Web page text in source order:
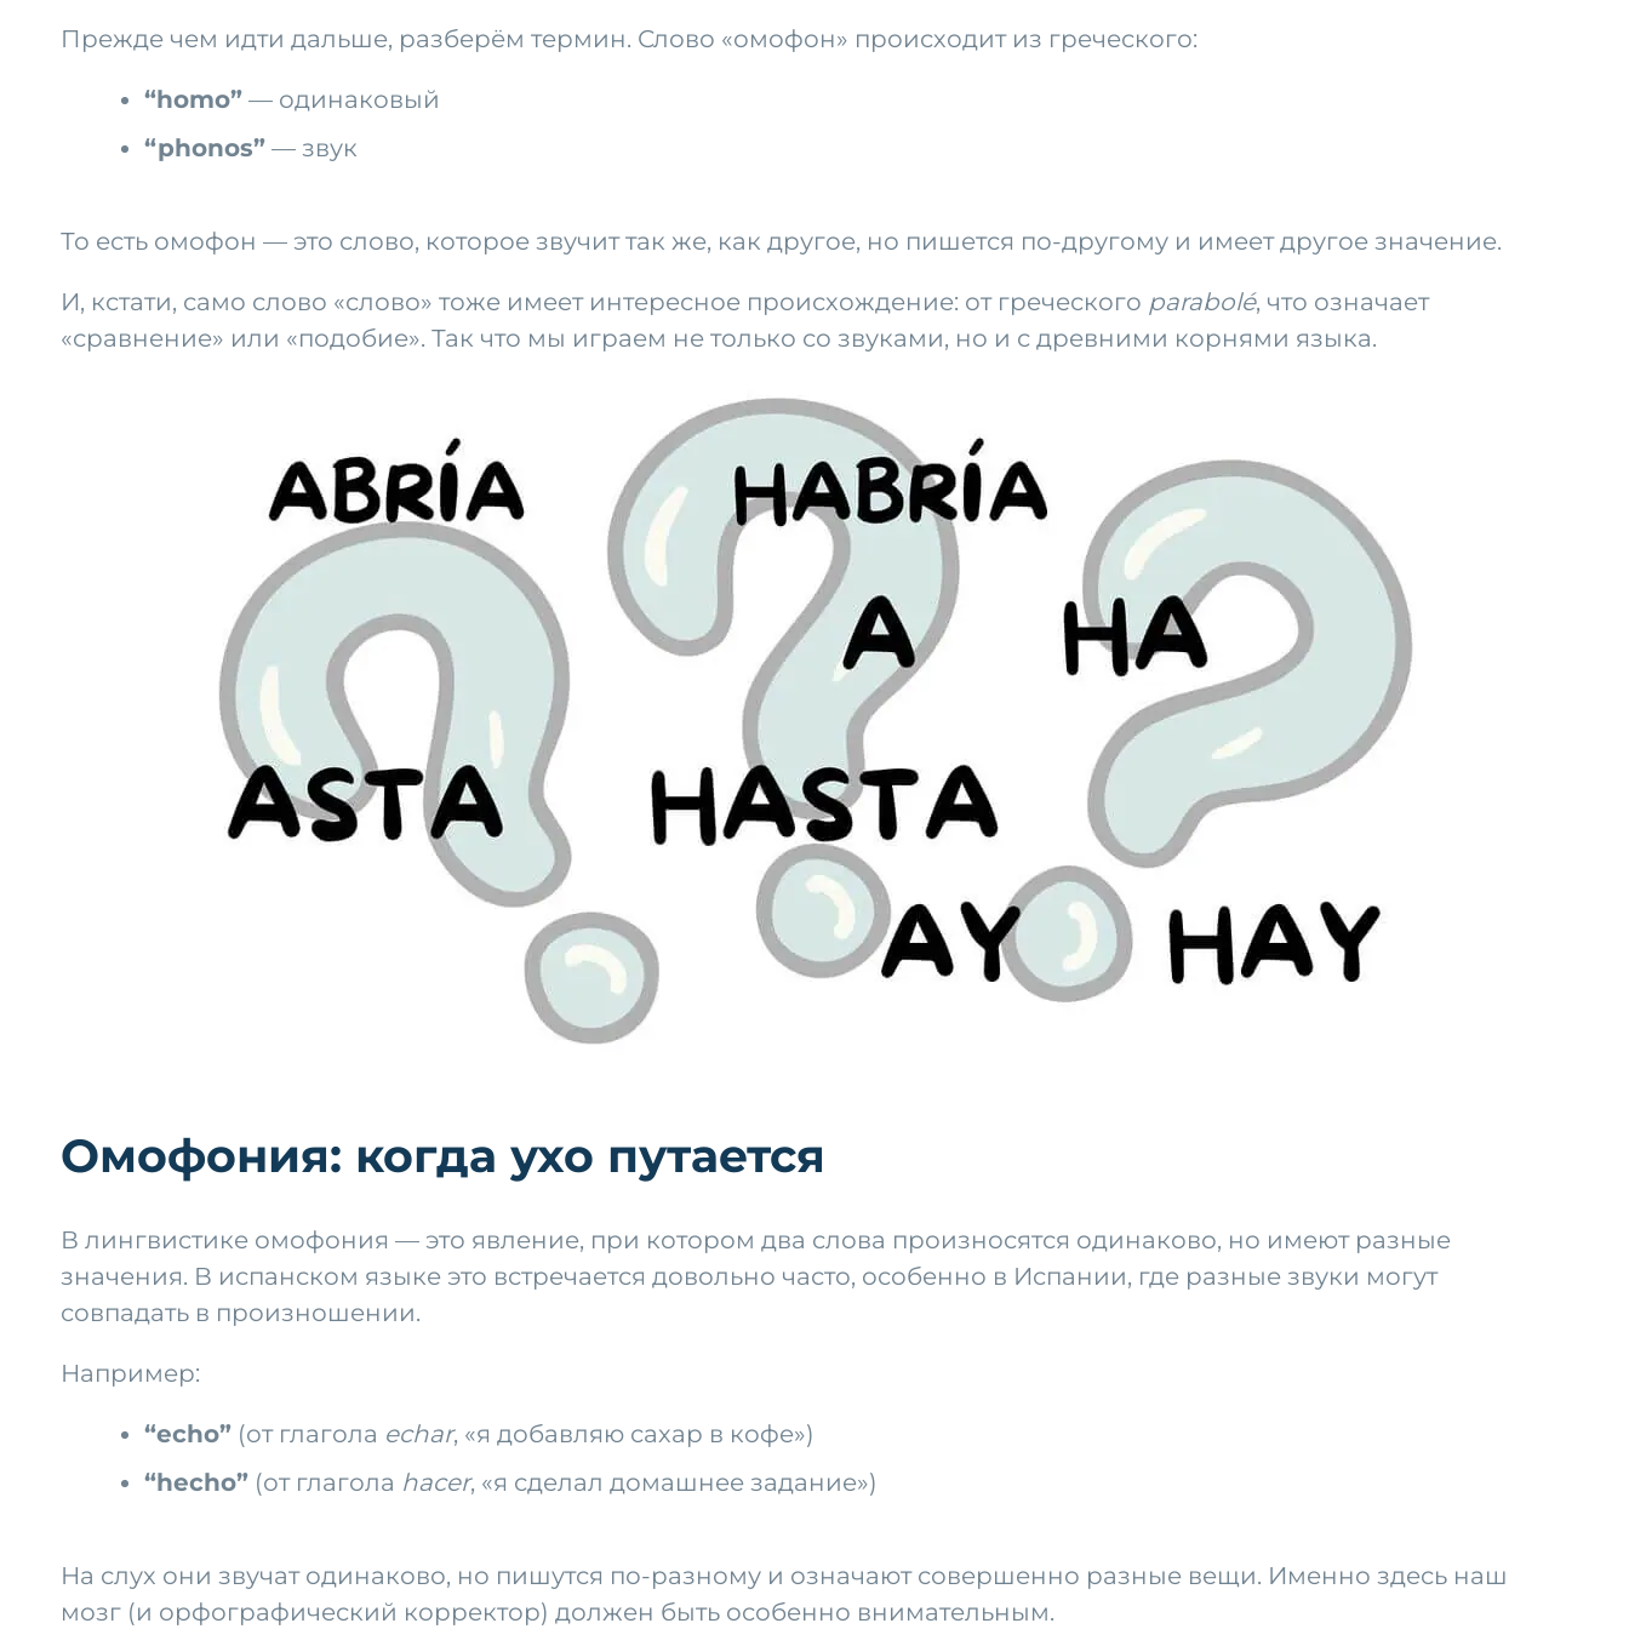
Прежде чем идти дальше, разберём термин. Слово «омофон» происходит из греческого:
“homo” — одинаковый
“phonos” — звук
То есть омофон — это слово, которое звучит так же, как другое, но пишется по-другому и имеет другое значение.
И, кстати, само слово «слово» тоже имеет интересное происхождение: от греческого parabolé, что означает
«сравнение» или «подобие». Так что мы играем не только со звуками, но и с древними корнями языка.
Омофония: когда ухо путается
В лингвистике омофония — это явление, при котором два слова произносятся одинаково, но имеют разные
значения. В испанском языке это встречается довольно часто, особенно в Испании, где разные звуки могут
совпадать в произношении.
Например:
“echo” (от глагола echar, «я добавляю сахар в кофе»)
“hecho” (от глагола hacer, «я сделал домашнее задание»)
На слух они звучат одинаково, но пишутся по-разному и означают совершенно разные вещи. Именно здесь наш
мозг (и орфографический корректор) должен быть особенно внимательным.